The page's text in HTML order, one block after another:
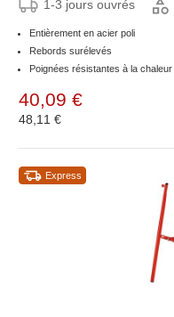
1-3 jours ouvrés
Entièrement en acier poli
Rebords surélevés
Poignées résistantes à la chaleur
40,09 €
48,11 €
Express